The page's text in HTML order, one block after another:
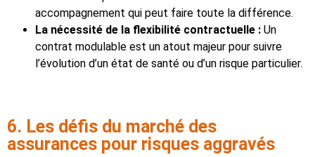
accompagnement qui peut faire toute la différence.
La nécessité de la flexibilité contractuelle : Un
contrat modulable est un atout majeur pour suivre
l’évolution d’un état de santé ou d’un risque particulier.
6. Les défis du marché des
assurances pour risques aggravés